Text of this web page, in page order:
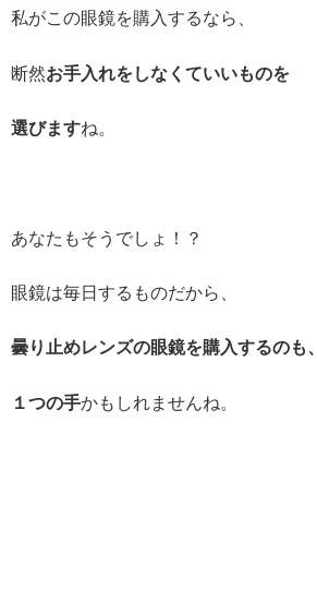
私がこの眼鏡を購入するなら、
断然お手入れをしなくていいものを
選びますね。
あなたもそうでしょ！？
眼鏡は毎日するものだから、
曇り止めレンズの眼鏡を購入するのも、
１つの手かもしれませんね。